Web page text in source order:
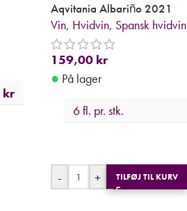
kr
Aqvitania Albariño 2021
Vin, Hvidvin, Spansk hvidvin
159,00 kr
● På lager
6 fl. pr. stk.
- + TILFØJ TIL KURV